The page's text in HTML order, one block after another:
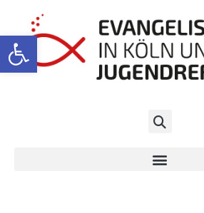
Werkzeugleiste